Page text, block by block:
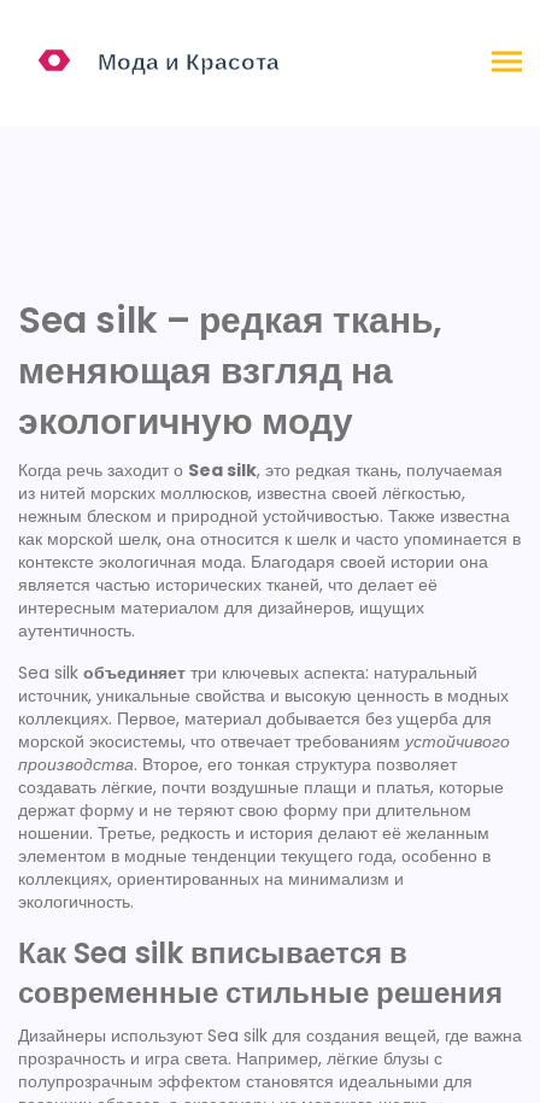
Sea silk – редкая ткань,
меняющая взгляд на
экологичную моду
Когда речь заходит о Sea silk, это редкая ткань, получаемая
из нитей морских моллюсков, известна своей лёгкостью,
нежным блеском и природной устойчивостью. Также известна
как морской шелк, она относится к шелк и часто упоминается в
контексте экологичная мода. Благодаря своей истории она
является частью исторических тканей, что делает её
интересным материалом для дизайнеров, ищущих
аутентичность.
Sea silk объединяет три ключевых аспекта: натуральный
источник, уникальные свойства и высокую ценность в модных
коллекциях. Первое, материал добывается без ущерба для
морской экосистемы, что отвечает требованиям устойчивого
производства. Второе, его тонкая структура позволяет
создавать лёгкие, почти воздушные плащи и платья, которые
держат форму и не теряют свою форму при длительном
ношении. Третье, редкость и история делают её желанным
элементом в модные тенденции текущего года, особенно в
коллекциях, ориентированных на минимализм и
экологичность.
Как Sea silk вписывается в
современные стильные решения
Дизайнеры используют Sea silk для создания вещей, где важна
прозрачность и игра света. Например, лёгкие блузы с
полупрозрачным эффектом становятся идеальными для